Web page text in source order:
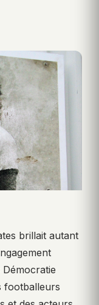
brillait autant
footballeurs